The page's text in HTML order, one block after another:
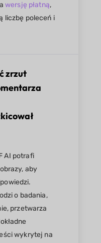
wersję płatną,
liczbę poleceń i
zrzut
AI potrafi
aby
o badania,
przetwarza
wykrytej na